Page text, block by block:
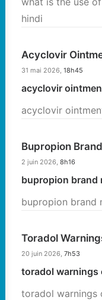
hindi
Acyclovir
31 mai 2026, 18h45
acyclovir
acyclovir
Bupropion
2 juin 2026, 8h16
bupropion brand
bupropion brand
Toradol
20 juin 2026, 7h53
toradol warnings
toradol warnings